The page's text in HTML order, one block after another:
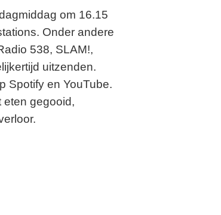
om 16.15
Onder andere
538, SLAM!,
uitzenden.
Spotify en YouTube.
eten gegooid,